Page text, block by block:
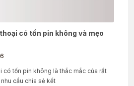
có tốn pin không và mẹo
có tốn pin không là thắc mắc của rất
cầu chia sẻ kết